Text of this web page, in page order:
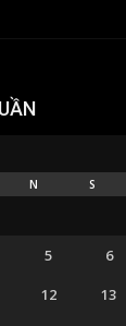
N S
5 6
12 13